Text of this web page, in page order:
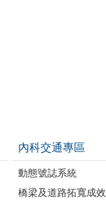
內科交通專區
動態號誌系統
橋梁及道路拓寬成效